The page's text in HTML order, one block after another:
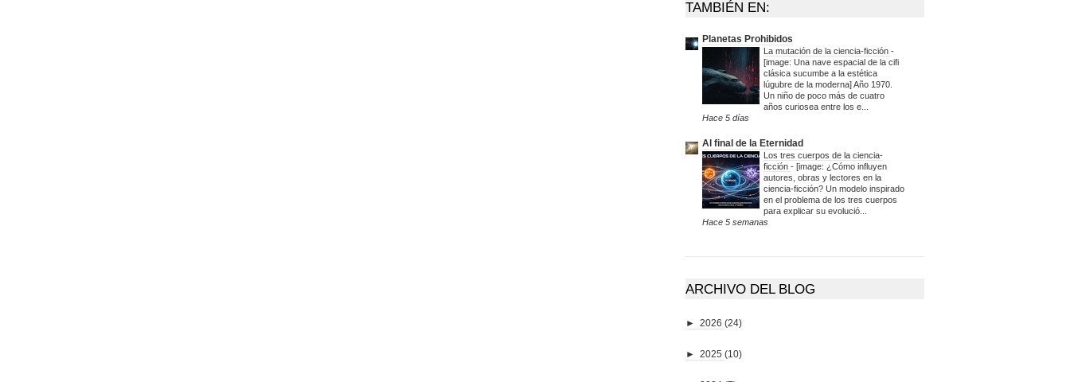
TAMBIÉN EN:
Planetas Prohibidos
La mutación de la ciencia-ficción-
[image: Una nave espacial de la cifi
clásica sucumbe a la estética
lúgubre de la moderna] Año 1970.
Un niño de poco más de cuatro
años curiosea entre los e...
Hace 5 días
Al final de la Eternidad
Los tres cuerpos de la ciencia-
ficción-[image: ¿Cómo influyen
autores, obras y lectores en la
ciencia-ficción? Un modelo inspirado
en el problema de los tres cuerpos
para explicar su evolució...
Hace 5 semanas
ARCHIVO DEL BLOG
►2026(24)
►2025(10)